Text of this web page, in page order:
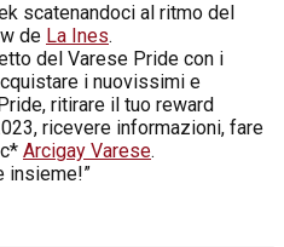
scatenandoci al ritmo del
de La Ines.
del Varese Pride con i
i nuovissimi e
ritirare il tuo reward
ricevere informazioni, fare
Arcigay Varese.
insieme!”